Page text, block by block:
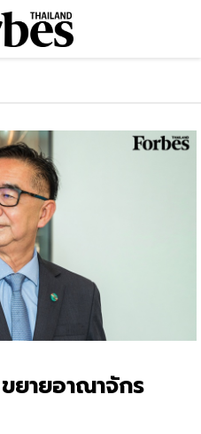
ยายอาณาจักร